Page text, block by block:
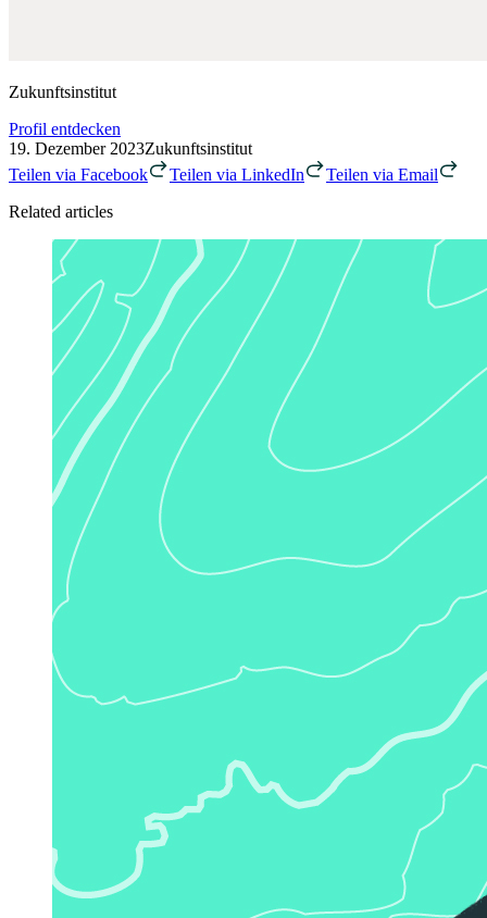
Zukunftsinstitut
Profil entdecken
19. Dezember 2023Zukunftsinstitut
Teilen via Facebook
Teilen via LinkedIn
Teilen via Email
Related articles